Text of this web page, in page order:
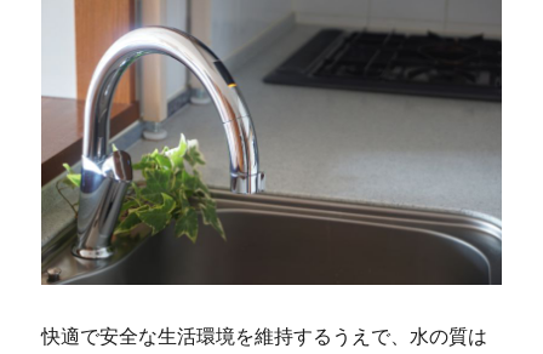
快適で安全な生活環境を維持するうえで、水の質は